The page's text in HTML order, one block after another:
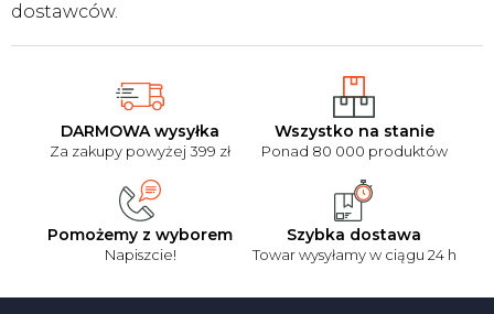
dostawców.
DARMOWA wysyłka
Za zakupy powyżej 399 zł
Wszystko na stanie
Ponad 80 000 produktów
Pomożemy z wyborem
Napiszcie!
Szybka dostawa
Towar wysyłamy w ciągu 24 h